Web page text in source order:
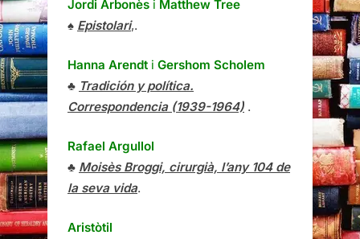
Jordi Arbonès i Matthew Tree
♠ Epistolari,.
Hanna Arendt i Gershom Scholem
♣ Tradición y política.
Correspondencia (1939-1964) .
Rafael Argullol
♣ Moisès Broggi, cirurgià, l’any 104 de
la seva vida.
Aristòtil